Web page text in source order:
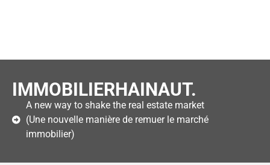
IMMOBILIERHAINAUT.
A new way to shake the real estate market
(Une nouvelle manière de remuer le marché
immobilier)